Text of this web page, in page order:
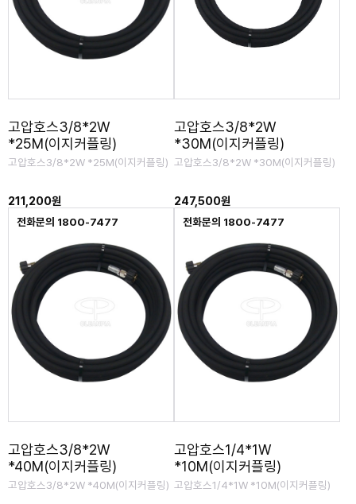
고압호스3/8*2W
*25M(이지커플링)
고압호스3/8*2W *25M(이지커플링)
211,200원
고압호스3/8*2W
*30M(이지커플링)
고압호스3/8*2W *30M(이지커플링)
247,500원
전화문의 1800-7477
고압호스3/8*2W
*40M(이지커플링)
고압호스3/8*2W *40M(이지커플링)
전화문의 1800-7477
고압호스1/4*1W
*10M(이지커플링)
고압호스1/4*1W *10M(이지커플링)